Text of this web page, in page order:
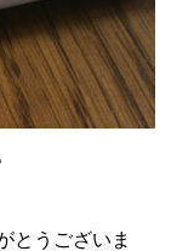
とうございま